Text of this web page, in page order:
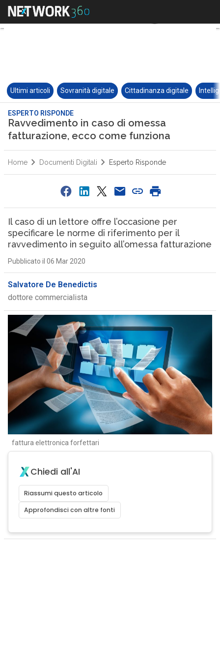
Ultimi articoli Sovranità digitale Cittadinanza digitale
ESPERTO RISPONDE
Ravvedimento in caso di omessa
fatturazione, ecco come funziona
Home Documenti Digitali Esperto Risponde
Il caso di un lettore offre l’occasione per
specificare le norme di riferimento per il
ravvedimento in seguito all’omessa fatturazione
Pubblicato il 06 Mar 2020
Salvatore De Benedictis
dottore commercialista
fattura elettronica forfettari
Chiedi all'AI
Riassumi questo articolo
Approfondisci con altre fonti